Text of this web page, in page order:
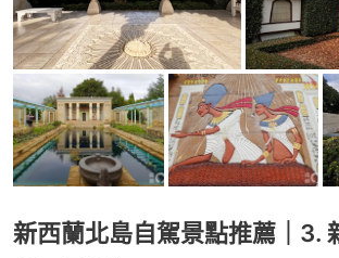
新西蘭北島自駕景點推薦｜3.